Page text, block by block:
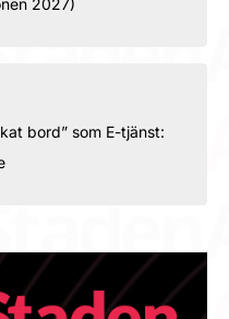
bord” som E-tjänst: